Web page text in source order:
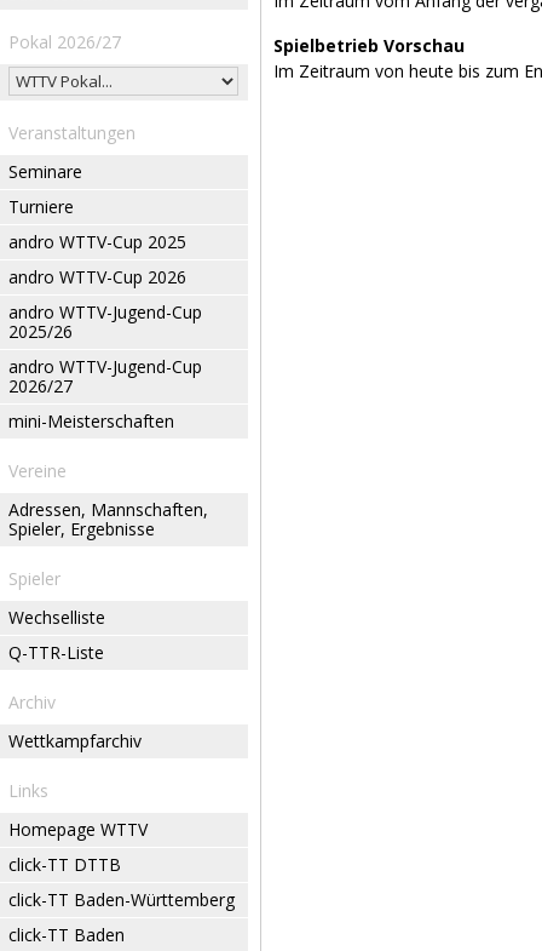
Pokal 2026/27
Veranstaltungen
Seminare
Turniere
andro WTTV-Cup 2025
andro WTTV-Cup 2026
andro WTTV-Jugend-Cup
2025/26
andro WTTV-Jugend-Cup
2026/27
mini-Meisterschaften
Vereine
Adressen, Mannschaften,
Spieler, Ergebnisse
Spieler
Wechselliste
Q-TTR-Liste
Archiv
Wettkampfarchiv
Links
Homepage WTTV
click-TT DTTB
click-TT Baden-Württemberg
click-TT Baden
Spielbetrieb Vorschau
Im Zeitraum von heute bis zum